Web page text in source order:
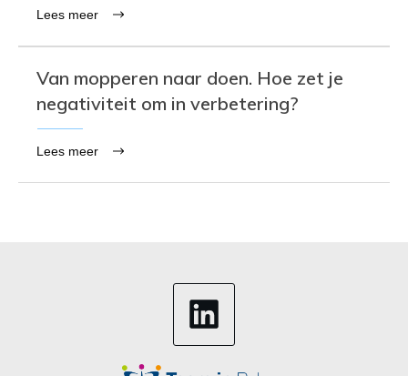
Lees meer
Van mopperen naar doen. Hoe zet je
negativiteit om in verbetering?
Lees meer